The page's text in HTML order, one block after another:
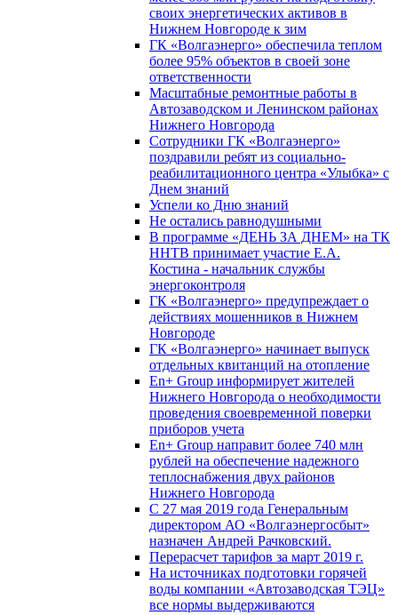
своих энергетических активов в
Нижнем Новгороде к зим
ГК «Волгаэнерго» обеспечила теплом
более 95% объектов в своей зоне
ответственности
Масштабные ремонтные работы в
Автозаводском и Ленинском районах
Нижнего Новгорода
Сотрудники ГК «Волгаэнерго»
поздравили ребят из социально-
реабилитационного центра «Улыбка» с
Днем знаний
Успели ко Дню знаний
Не остались равнодушными
В программе «ДЕНЬ ЗА ДНЕМ» на ТК
ННТВ принимает участие Е.А.
Костина - начальник службы
энергоконтроля
ГК «Волгаэнерго» предупреждает о
действиях мошенников в Нижнем
Новгороде
ГК «Волгаэнерго» начинает выпуск
отдельных квитанций на отопление
En+ Group информирует жителей
Нижнего Новгорода о необходимости
проведения своевременной поверки
приборов учета
En+ Group направит более 740 млн
рублей на обеспечение надежного
теплоснабжения двух районов
Нижнего Новгорода
С 27 мая 2019 года Генеральным
директором АО «Волгаэнергосбыт»
назначен Андрей Рачковский.
Перерасчет тарифов за март 2019 г.
На источниках подготовки горячей
воды компании «Автозаводская ТЭЦ»
все нормы выдерживаются